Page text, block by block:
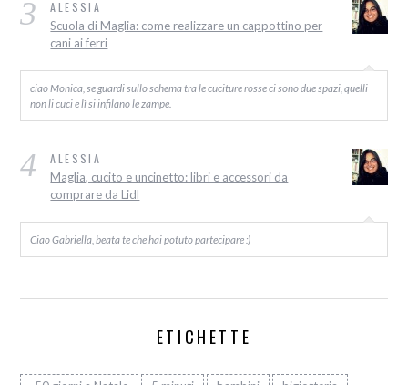
3 ALESSIA
Scuola di Maglia: come realizzare un cappottino per
cani ai ferri
ciao Monica, se guardi sullo schema tra le cuciture rosse ci sono due spazi, quelli
non li cuci e lì si infilano le zampe.
4 ALESSIA
Maglia, cucito e uncinetto: libri e accessori da
comprare da Lidl
Ciao Gabriella, beata te che hai potuto partecipare :)
ETICHETTE